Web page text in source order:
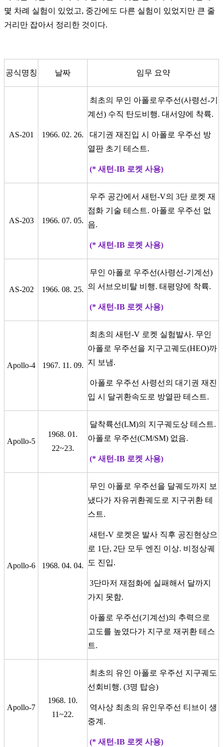
몇 차례 실험이 있었고, 중간에도 다른 실험이 있었지만 큰 줄
거리만 잡아서 정리한 것이다.
공식명칭 날짜 임무 요약
AS-201 1966. 02. 26.
최초의 무인 아폴로우주선(사령선-기
계선) 수직 탄도비행. 대서양에 착륙.
대기권 재진입 시 아폴로 우주선 방
열판 초기 테스트.
(* 새턴-IB 로켓 사용)
AS-203 1966. 07. 05.
우주 공간에서 새턴-V의 3단 로켓 재
점화 기술 테스트. 아폴로 우주선 없
음.
(* 새턴-IB 로켓 사용)
AS-202 1966. 08. 25.
무인 아폴로 우주선(사령선-기계선)
의 서브오비탈 비행. 태평양에 착륙.
(* 새턴-IB 로켓 사용)
Apollo-4 1967. 11. 09.
최초의 새턴-V 로켓 실험발사. 무인
아폴로 우주선을 지구고궤도(HEO)까
지 보냄.
아폴로 우주선 사령선의 대기권 재진
입 시 달귀환속도로 방열판 테스트.
Apollo-5
1968. 01.
22~23.
달착륙선(LM)의 지구궤도상 테스트.
아폴로 우주선(CM/SM) 없음.
(* 새턴-IB 로켓 사용)
Apollo-6 1968. 04. 04.
무인 아폴로 우주선을 달궤도까지 보
냈다가 자유귀환궤도로 지구귀환 테
스트.
새턴-V 로켓은 발사 직후 공진현상으
로 1단, 2단 모두 엔진 이상. 비정상궤
도 진입.
3단마저 재점화에 실패해서 달까지
가지 못함.
아폴로 우주선(기계선)의 추력으로
고도를 높였다가 지구로 재귀환 테스
트.
Apollo-7
1968. 10.
11~22.
최초의 유인 아폴로 우주선 지구궤도
선회비행. (3명 탑승)
역사상 최초의 유인우주선 티브이 생
중계.
(* 새턴-IB 로켓 사용)